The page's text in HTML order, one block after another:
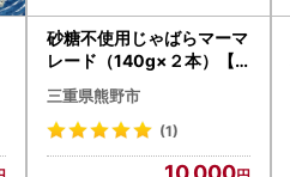
砂糖不使用じゃばらマーマ
レード（140g×２本）【k
mys0019A】
三重県熊野市
(1)